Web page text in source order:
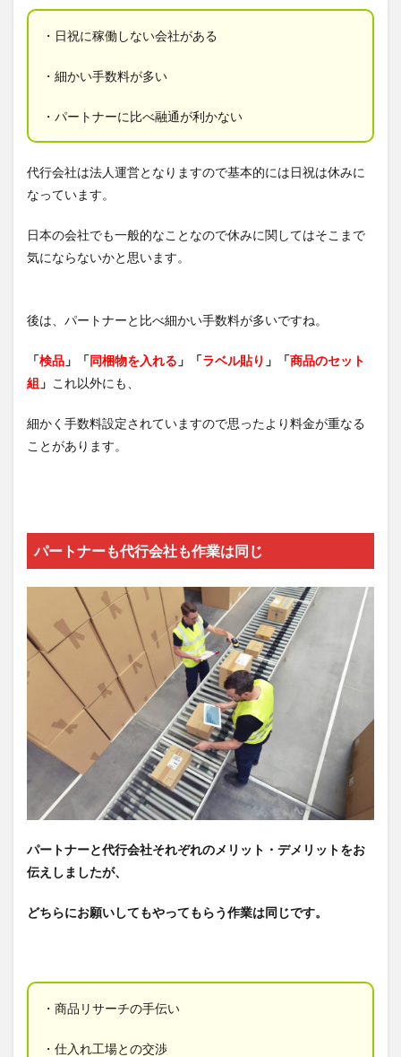
・日祝に稼働しない会社がある
・細かい手数料が多い
・パートナーに比べ融通が利かない
代行会社は法人運営となりますので基本的には日祝は休みに
なっています。
日本の会社でも一般的なことなので休みに関してはそこまで
気にならないかと思います。
後は、パートナーと比べ細かい手数料が多いですね。
「検品 」「同梱物を入れる 」「ラベル貼り 」「商品のセット
組 」 これ以外にも、
細かく手数料設定されていますので思ったより料金が重なる
ことがあります。
パートナーも代行会社も作業は同じ
パートナーと代行会社それぞれのメリット・デメリットをお
伝えしましたが、
どちらにお願いしてもやってもらう作業は同じです。
・商品リサーチの手伝い
・仕入れ工場との交渉